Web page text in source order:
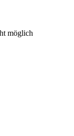
möglich